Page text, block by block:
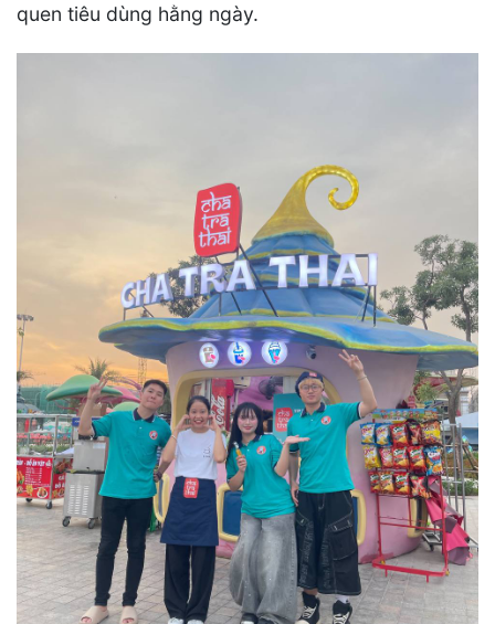
quen tiêu dùng hằng ngày.